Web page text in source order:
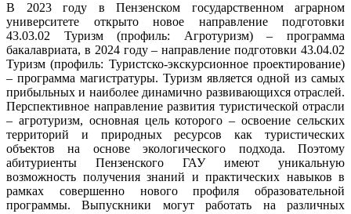
В 2023 году в Пензенском государственном аграрном
университете открыто новое направление подготовки
43.03.02 Туризм (профиль: Агротуризм) – программа
бакалавриата, в 2024 году – направление подготовки 43.04.02
Туризм (профиль: Туристско-экскурсионное проектирование)
– программа магистратуры. Туризм является одной из самых
прибыльных и наиболее динамично развивающихся отраслей.
Перспективное направление развития туристической отрасли
– агротуризм, основная цель которого – освоение сельских
территорий и природных ресурсов как туристических
объектов на основе экологического подхода. Поэтому
абитуриенты Пензенского ГАУ имеют уникальную
возможность получения знаний и практических навыков в
рамках совершенно нового профиля образовательной
программы. Выпускники могут работать на различных